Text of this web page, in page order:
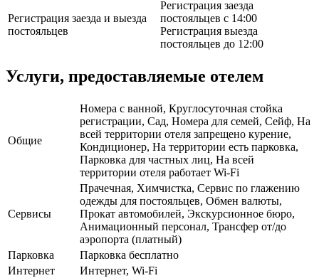
Регистрация заезда и выезда
постояльцев
Регистрация заезда
постояльцев с 14:00
Регистрация выезда
постояльцев до 12:00
Услуги, предоставляемые отелем
Общие
Номера с ванной, Круглосуточная стойка
регистрации, Сад, Номера для семей, Сейф, На
всей территории отеля запрещено курение,
Кондиционер, На территории есть парковка,
Парковка для частных лиц, На всей
территории отеля работает Wi-Fi
Сервисы
Прачечная, Химчистка, Сервис по глажению
одежды для постояльцев, Обмен валюты,
Прокат автомобилей, Экскурсионное бюро,
Анимационный персонал, Трансфер от/до
аэропорта (платный)
Парковка
Парковка бесплатно
Интернет
Интернет, Wi-Fi